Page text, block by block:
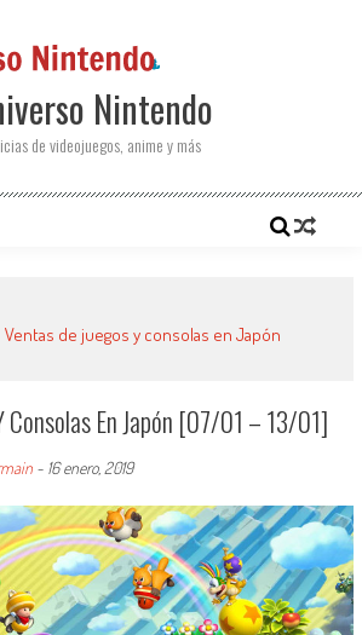
Nintendo
de videojuegos, anime y más
Ventas de juegos y consolas en Japón
Consolas En Japón [07/01 – 13/01]
- 16 enero, 2019